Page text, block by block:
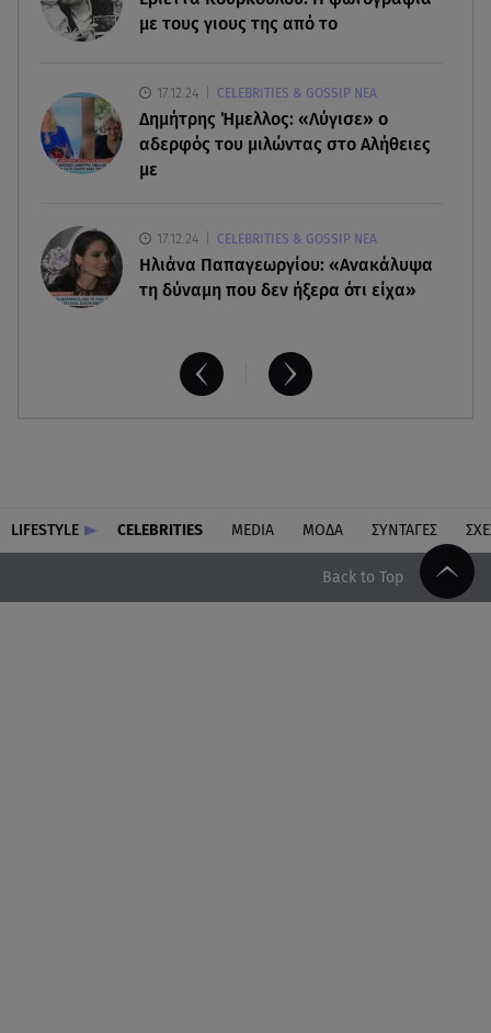
αλμύρα»
Kymco Agility NX 125 Τοp Case: Η τιμή του νέου
μοντέλου
με τους γιους της από το
17.12.24 CELEBRITIES & GOSSIP ΝΕΑ
Δημήτρης Ήμελλος: «Λύγισε» ο
αδερφός του μιλώντας στο Αλήθειες
με
17.12.24 CELEBRITIES & GOSSIP ΝΕΑ
Ηλιάνα Παπαγεωργίου: «Ανακάλυψα
τη δύναμη που δεν ήξερα ότι είχα»
LIFESTYLE CELEBRITIES MEDIA ΜΟΔΑ ΣΥΝΤΑΓΕΣ
Back to Top